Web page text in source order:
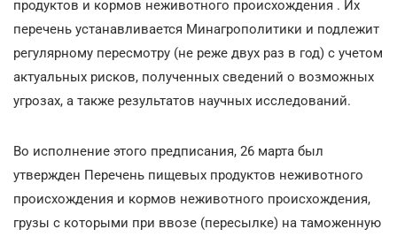
продуктов и кормов неживотного происхождения . Их
перечень устанавливается Минагрополитики и подлежит
регулярному пересмотру (не реже двух раз в год) с учетом
актуальных рисков, полученных сведений о возможных
угрозах, а также результатов научных исследований.
Во исполнение этого предписания, 26 марта был
утвержден Перечень пищевых продуктов неживотного
происхождения и кормов неживотного происхождения,
грузы с которыми при ввозе (пересылке) на таможенную